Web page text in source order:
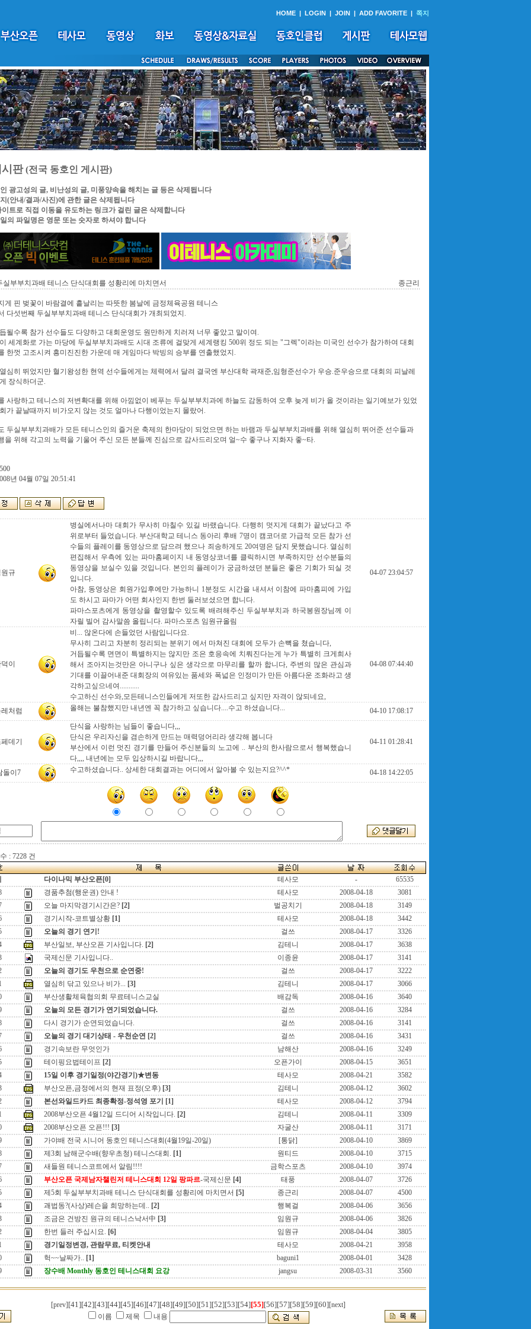
HOME | LOGIN | JOIN | ADD FAVORITE | 쪽지
판(전국 동호인 게시판)
광고성의 글, 비난성의 글, 미풍양속을 해치는 글 등은 삭제됩니다
(안내/결과/사진)에 관한 글은 삭제됩니다
트로 직접 이동을 유도하는 링크가 걸린 글은 삭제합니다
의 파일명은 영문 또는 숫자로 하셔야 합니다
실부부치과배 테니스 단식대회를 성황리에 마치면서 종근리
게 핀 벚꽃이 바람결에 흩날리는 따뜻한 봄날에 금정체육공원 테니스
다섯번째 두실부부치과배 테니스 단식대회가 개최되었지.
될수록 참가 선수들도 다양하고 대회운영도 원만하게 치러져 너무 좋았고 말이여.
세계화로 가는 마당에 두실부부치과배도 시대 조류에 걸맞게 세계랭킹 500위 정도 되는 "그렉"이라는 미국인 선수가 참가하여 대회
한껏 고조시켜 흥미진진한 가운데 매 게임마다 박빙의 승부를 연출했었지.
심히 뛰었지만 혈기왕성한 현역 선수들에게는 체력에서 달려 결국엔 부산대학 곽재준,임형준선수가 우승.준우승으로 대회의 피날레
장식하더군.
사랑하고 테니스의 저변확대를 위해 아낌없이 베푸는 두실부부치과에 하늘도 감동하여 오후 늦게 비가 올 것이라는 일기예보가 있었
가 끝날때까지 비가오지 않는 것도 얼마나 다행이었는지 몰랐어.
두실부부치과배가 모든 테니스인의 즐거운 축제의 한마당이 되었으면 하는 바램과 두실부부치과배를 위해 열심히 뛰어준 선수들과
을 위해 각고의 노력을 기울어 주신 모든 분들께 진심으로 감사드리오며 얼~수 좋구나 지화자 좋~타.
년 04월 07일 20:51:41
원규
병실에서나마 대회가 무사히 마칠수 있길 바랬습니다. 다행히 멋지게 대회가 끝났다고 주
위로부터 들었습니다. 부산대학교 테니스 동아리 후배 7명이 캠코더로 가급적 모든 참가 선
수들의 플레이를 동영상으로 담으려 했으나 죄송하게도 20여명은 담지 못했습니다. 열심히
편집해서 우측에 있는 파마홈페이지 내 동영상코너를 클릭하시면 부족하지만 선수분들의
동영상을 보실수 있을 것입니다. 본인의 플레이가 궁금하셨던 분들은 좋은 기회가 되실 것
입니다.
아참, 동영상은 회원가입후에만 가능하니 1분정도 시간을 내셔서 이참에 파마홈피에 가입
도 하시고 파마가 어떤 회사인지 한번 둘러보셨으면 합니다.
파마스포츠에게 동영상을 촬영할수 있도록 배려해주신 두실부부치과 하국봉원장님께 이
자릴 빌어 감사말씀 올립니다. 파마스포츠 임원규올림
04-07 23:04:57
이
비... 않온다에 손들었던 사람입니다요.
무사히 그리고 차분히 정리되는 분위기 에서 마쳐진 대회에 모두가 손뼉을 쳤습니다,
거듭될수록 면면이 특별하지는 않지만 조은 호응속에 치뤄진다는게 누가 특별히 크게희사
해서 조아지는것만은 아니구나 싶은 생각으로 마무리를 할까 합니다, 주변의 많은 관심과
기대를 이끌어내준 대회장의 여유있는 품세와 폭넓은 인정미가 만든 아름다운 조화라고 생
각하고싶으네여...........
수고하신 선수와,모든테니스인들에게 저또한 감사드리고 싶지만 자격이 않되네요,
04-08 07:44:40
처럼 올해는 불참했지만 내년엔 꼭 참가하고 싶습니다....수고 하셨습니다... 04-10 17:08:17
데기
단식을 사랑하는 님들이 좋습니다,,,
단식은 우리자신을 겸손하게 만드는 매력덩어리라 생각해 봅니다
부산에서 이런 멋진 경기를 만들어 주신분들의 노고에 .. 부산의 한사람으로서 행복했습니
다,,,, 내년에는 모두 입상하시길 바랍니다,,,
04-11 01:28:41
돌이7 수고하셨습니다.. 상세한 대회결과는 어디에서 알아볼 수 있는지요?^^* 04-18 14:22:05
: 7228 건
다이나믹 부산오픈[0] 테사모 -
65535
경품추첨(행운권) 안내 ! 테사모 2008-04-18
3081
오늘 마지막경기시간은? [2] 벌공치기 2008-04-18
3149
경기시작-코트별상황 [1] 테사모 2008-04-18
3442
오늘의 경기 연기! 걸쓰 2008-04-17
3326
부산일보, 부산오픈 기사입니다. [2] 김테니 2008-04-17
3638
국제신문 기사입니다.. 이종윤 2008-04-17
3141
오늘의 경기도 우천으로 순연중! 걸쓰 2008-04-17
3222
열심히 닦고 있으나 비가... [3] 김테니 2008-04-17
3066
부산생활체육협의회 무료테니스교실 배감독 2008-04-16
3640
오늘의 모든 경기가 연기되었습니다. 걸쓰 2008-04-16
3284
다시 경기가 순연되었습니다. 걸쓰 2008-04-16
3141
오늘의 경기 대기상태 - 우천순연 [2] 걸쓰 2008-04-16
3431
경기속보란 무엇인가 남해산 2008-04-16
3249
테이핑요법테이프 [2] 오픈가이 2008-04-15
3651
15일 이후 경기일정(야간경기)★변동 테사모 2008-04-21
3582
부산오픈,금정에서의 현재 표정(오후) [3] 김테니 2008-04-12
3602
본선와일드카드 최종확정-정석영 포기 [1] 테사모 2008-04-12
3794
2008부산오픈 4월12일 드디어 시작입니다. [2] 김테니 2008-04-11
3309
2008부산오픈 오픈!!! [3] 자굴산 2008-04-11
3171
가야배 전국 시니어 동호인 테니스대회(4월19일-20일) [통닭] 2008-04-10
3869
제3회 남해군수배(향우초청) 테니스대회. [1] 원티드 2008-04-10
3715
새들원 테니스코트에서 알림!!!! 금학스포츠 2008-04-10
3974
부산오픈 국제남자챌린저 테니스대회 12일 팡파르-국제신문 [4] 태풍 2008-04-07
3726
제5회 두실부부치과배 테니스 단식대회를 성황리에 마치면서 [5] 종근리 2008-04-07
4500
괘법동?(사상)레슨을 희망하는데.. [2] 행복걸 2008-04-06
3656
조금은 건방진 원규의 테니스낙서中 [3] 임원규 2008-04-06
3826
한번 들러 주십시요. [6] 임원규 2008-04-04
3805
경기일정변경, 관람무료, 티켓안내 테사모 2008-04-21
3958
헉~~날짜가.. [1] baguni1 2008-04-01
3428
장수배 Monthly 동호인 테니스대회 요강 jangsu 2008-03-31 3560
[prev] [41][42][43][44][45][46][47][48][49][50][51][52][53][54][55][56][57][58][59][60][next]
이름
제목 내용